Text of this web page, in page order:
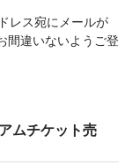
レス宛にメールが
間違いないようご登
ムチケット売